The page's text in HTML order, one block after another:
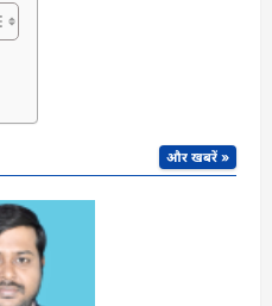
और खबरें »